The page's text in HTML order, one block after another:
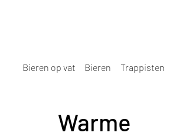
Bieren op vat Bieren Trappisten
Warme